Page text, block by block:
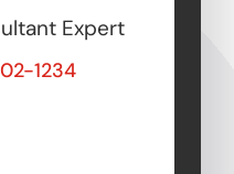
Expert
1234